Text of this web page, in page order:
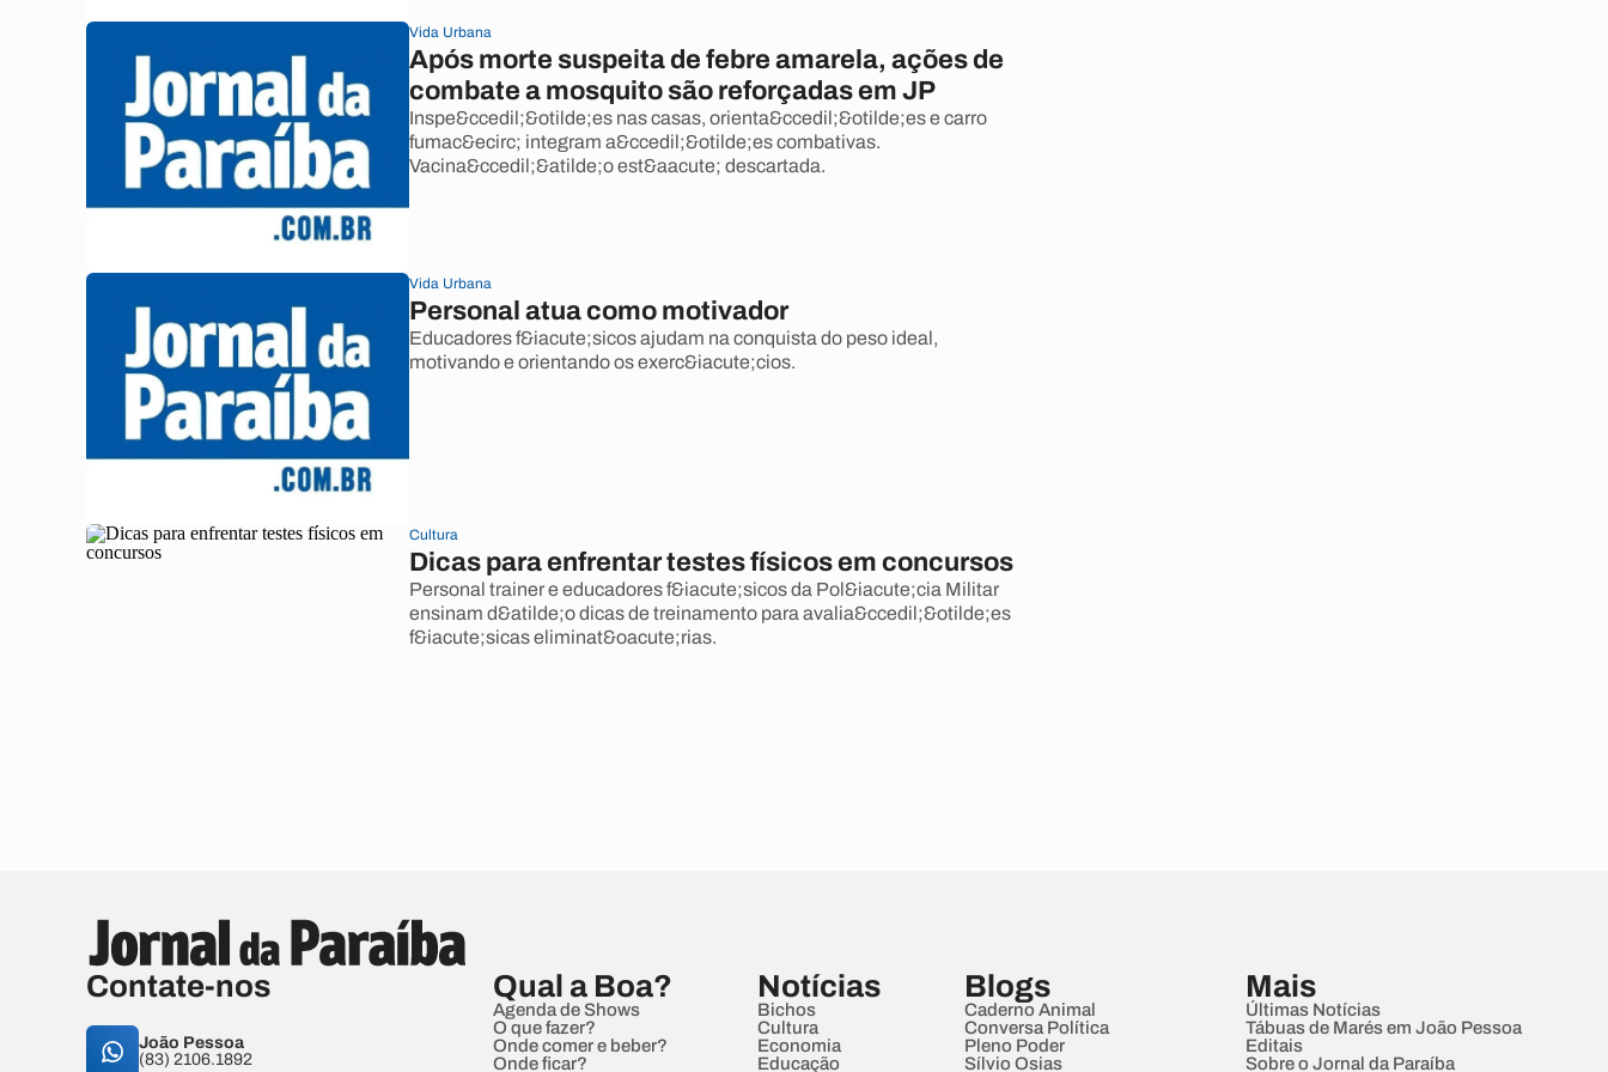
Vida Urbana
Após morte suspeita de febre amarela, ações de
combate a mosquito são reforçadas em JP
Inspe&ccedil;&otilde;es nas casas, orienta&ccedil;&otilde;es e carro
fumac&ecirc; integram a&ccedil;&otilde;es combativas.
Vacina&ccedil;&atilde;o est&aacute; descartada.
Vida Urbana
Personal atua como motivador
Educadores f&iacute;sicos ajudam na conquista do peso ideal,
motivando e orientando os exerc&iacute;cios.
Cultura
Dicas para enfrentar testes físicos em concursos
Personal trainer e educadores f&iacute;sicos da Pol&iacute;cia Militar
ensinam d&atilde;o dicas de treinamento para avalia&ccedil;&otilde;es
f&iacute;sicas eliminat&oacute;rias.
Contate-nos
João Pessoa
(83) 2106.1892
Qual a Boa?
Agenda de Shows
O que fazer?
Onde comer e beber?
Onde ficar?
Notícias
Bichos
Cultura
Economia
Educação
Blogs
Caderno Animal
Conversa Política
Pleno Poder
Sílvio Osias
Mais
Últimas Notícias
Tábuas de Marés em João Pessoa
Editais
Sobre o Jornal da Paraíba